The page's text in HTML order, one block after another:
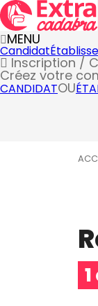
MENU
Candidat
Inscription /
Créez votre
CANDIDATOU